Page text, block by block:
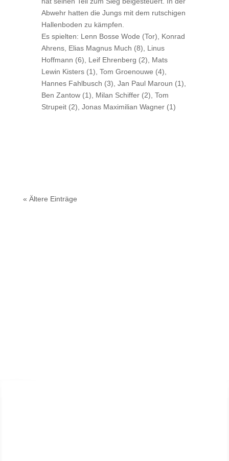
Abwehr hatten die Jungs mit dem rutschigen
Hallenboden zu kämpfen.
Es spielten: Lenn Bosse Wode (Tor), Konrad
Ahrens, Elias Magnus Much (8), Linus
Hoffmann (6), Leif Ehrenberg (2), Mats
Lewin Kisters (1), Tom Groenouwe (4),
Hannes Fahlbusch (3), Jan Paul Maroun (1),
Ben Zantow (1), Milan Schiffer (2), Tom
Strupeit (2), Jonas Maximilian Wagner (1)
« Ältere Einträge